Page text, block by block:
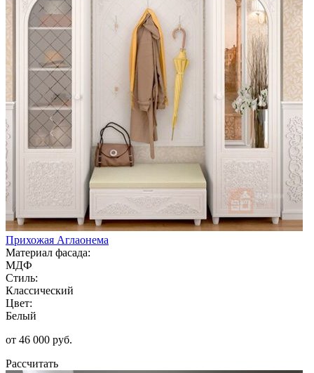
Прихожая Аглаонема
Материал фасада:
МДФ
Стиль:
Классический
Цвет:
Белый
от 46 000 руб.
Рассчитать